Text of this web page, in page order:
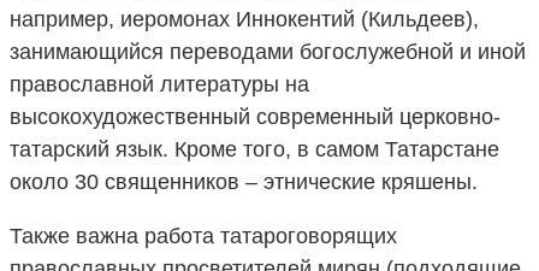
например, иеромонах Иннокентий (Кильдеев),
занимающийся переводами богослужебной и иной
православной литературы на
высокохудожественный современный церковно-
татарский язык. Кроме того, в самом Татарстане
около 30 священников – этнические кряшены.
Также важна работа татароговорящих